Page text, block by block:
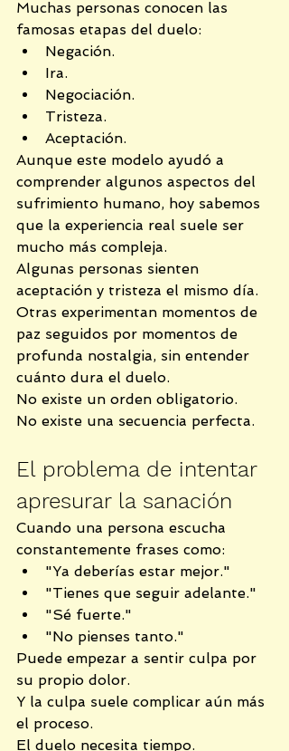
Muchas personas conocen las
famosas etapas del duelo:
Negación.
Ira.
Negociación.
Tristeza.
Aceptación.
Aunque este modelo ayudó a
comprender algunos aspectos del
sufrimiento humano, hoy sabemos
que la experiencia real suele ser
mucho más compleja.
Algunas personas sienten
aceptación y tristeza el mismo día.
Otras experimentan momentos de
paz seguidos por momentos de
profunda nostalgia, sin entender
cuánto dura el duelo.
No existe un orden obligatorio.
No existe una secuencia perfecta.
El problema de intentar
apresurar la sanación
Cuando una persona escucha
constantemente frases como:
"Ya deberías estar mejor."
"Tienes que seguir adelante."
"Sé fuerte."
"No pienses tanto."
Puede empezar a sentir culpa por
su propio dolor.
Y la culpa suele complicar aún más
el proceso.
El duelo necesita tiempo.